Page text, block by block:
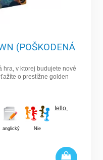
(POŠKODENÁ
hra, v ktorej budujete nové
o prestížne golden
anglický Nie
Iello